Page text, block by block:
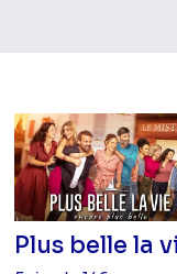
Plus belle la